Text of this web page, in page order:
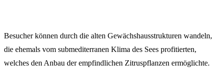
Besucher können durch die alten Gewächshausstrukturen wandeln,
die ehemals vom submediterranen Klima des Sees profitierten,
welches den Anbau der empfindlichen Zitruspflanzen ermöglichte.